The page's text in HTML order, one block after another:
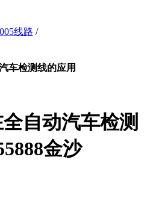
线路 /
车检测线的应用
自动汽车检测
金沙